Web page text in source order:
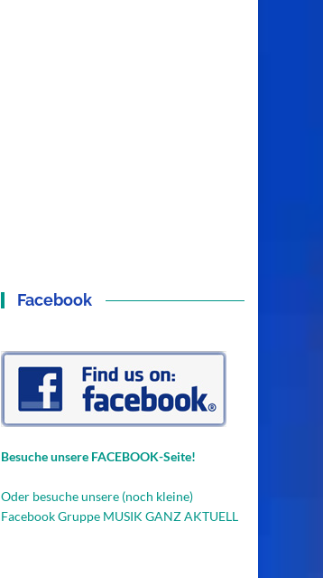
Facebook
Besuche unsere FACEBOOK-Seite!
Oder besuche unsere (noch kleine)
Facebook Gruppe MUSIK GANZ AKTUELL